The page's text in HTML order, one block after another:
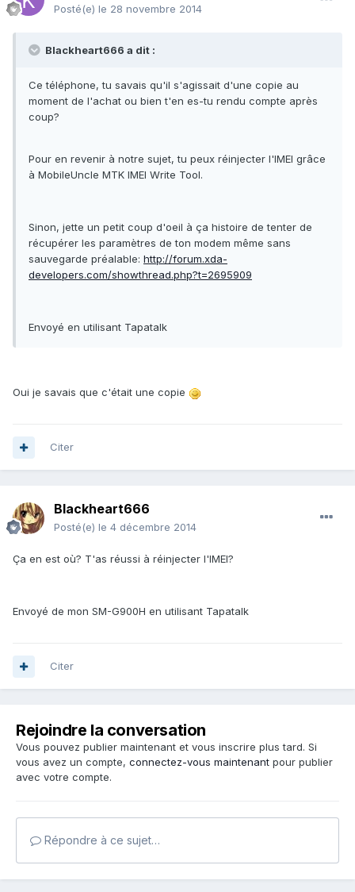
Posté(e) le 28 novembre 2014
Blackheart666 a dit :
Ce téléphone, tu savais qu'il s'agissait d'une copie au
moment de l'achat ou bien t'en es-tu rendu compte après
coup?
Pour en revenir à notre sujet, tu peux réinjecter l'IMEI grâce
à MobileUncle MTK IMEI Write Tool.
Sinon, jette un petit coup d'oeil à ça histoire de tenter de
récupérer les paramètres de ton modem même sans
sauvegarde préalable: http://forum.xda-
developers.com/showthread.php?t=2695909
Envoyé en utilisant Tapatalk
Oui je savais que c'était une copie
Citer
Blackheart666
Posté(e) le 4 décembre 2014
Ça en est où? T'as réussi à réinjecter l'IMEI?
Envoyé de mon SM-G900H en utilisant Tapatalk
Citer
Rejoindre la conversation
Vous pouvez publier maintenant et vous inscrire plus tard. Si
vous avez un compte, connectez-vous maintenant pour publier
avec votre compte.
Répondre à ce sujet…